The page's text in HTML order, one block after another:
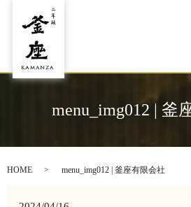
menu_img012 | 釜
HOME menu_img012 | 釜座有限会社